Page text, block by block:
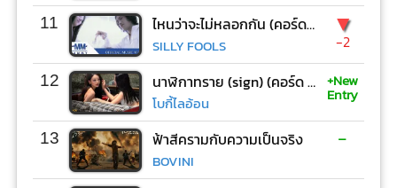
11 ไหนว่าจะไม่หลอกกัน (คอร์ด ง่ายๆ)
SILLY FOOLS
▼
-2
12 นาฬิกาทราย (sign) (คอร์ด ง่ายๆ)
โบกี้ไลอ้อน
+New
Entry
13 ฟ้าสีครามกับความเป็นจริง
BOVINI
-